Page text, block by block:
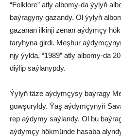
“Folklore” atly albomy-da ýylyň
baýragyny gazandy. Ol ýylyň
gazanan ilkinji zenan aýdymçy
taryhyna girdi. Meşhur
njy ýylda, “1989” atly albomy-da
diýlip saýlanypdy.
Ýylyň täze aýdymçysy baýragy
gowşuryldy. Ýaş aýdymçynyň
rep aýdymy saýlandy. Ol bu
aýdymçy hökmünde hasaba